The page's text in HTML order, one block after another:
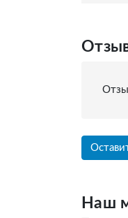
Наш